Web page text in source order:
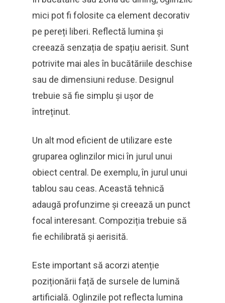
mici pot fi folosite ca element decorativ
pe pereți liberi. Reflectă lumina și
creează senzația de spațiu aerisit. Sunt
potrivite mai ales în bucătăriile deschise
sau de dimensiuni reduse. Designul
trebuie să fie simplu și ușor de
întreținut.
Un alt mod eficient de utilizare este
gruparea oglinzilor mici în jurul unui
obiect central. De exemplu, în jurul unui
tablou sau ceas. Această tehnică
adaugă profunzime și creează un punct
focal interesant. Compoziția trebuie să
fie echilibrată și aerisită.
Este important să acorzi atenție
poziționării față de sursele de lumină
artificială. Oglinzile pot reflecta lumina